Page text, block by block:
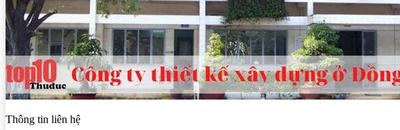
Thông tin liên hệ